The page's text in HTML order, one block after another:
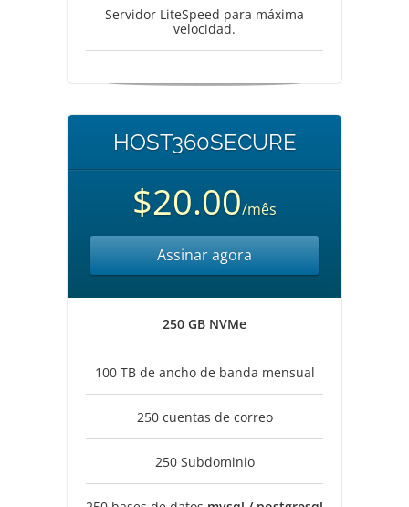
Servidor LiteSpeed para máxima
velocidad.
HOST360SECURE
$20.00/mês
Assinar agora
250 GB NVMe
100 TB de ancho de banda mensual
250 cuentas de correo
250 Subdominio